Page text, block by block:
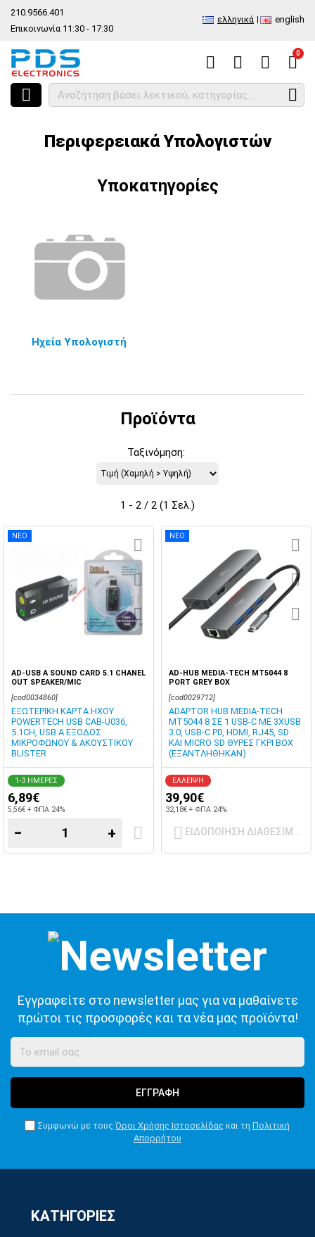
210.9566.401
Επικοινωνία 11:30 - 17:30
ελληνικά english
0
HOME Είδος Computer, Notebook, PC, PDA Περιφερειακά
Περιφερειακά Υπολογιστών
Υποκατηγορίες
Ηχεία Υπολογιστή
Προϊόντα
Ταξινόμηση:
1 - 2 / 2 (1 Σελ.)
ΝΕΟ
AD-USB A SOUND CARD 5.1 CHANEL
OUT SPEAKER/MIC
[cod0034860]
ΕΞΩΤΕΡΙΚΗ ΚΑΡΤΑ ΗΧΟΥ
POWERTECH USB CAB-U036,
5.1CH, USB A ΕΞΟΔΟΣ
ΜΙΚΡΟΦΩΝΟΥ & ΑΚΟΥΣΤΙΚΟΥ
BLISTER
1-3 ΗΜΕΡΕΣ
6,89€
5,56€ + ΦΠΑ 24%
− +
ΝΕΟ
AD-HUB MEDIA-TECH MT5044 8
PORT GREY BOX
[cod0029712]
ADAPTOR HUB MEDIA-TECH
MT5044 8 ΣΕ 1 USB-C ΜΕ 3XUSB
3.0, USB-C PD, HDMI, RJ45, SD
ΚΑΙ MICRO SD ΘΥΡΕΣ ΓΚΡΙ BOX
(ΕΞΑΝΤΛΗΘΗΚΑΝ)
ΕΛΛΕΙΨΗ
39,90€
32,18€ + ΦΠΑ 24%
ΕΙΔΟΠΟΙΗΣΗ
Εγγραφείτε στο newsletter μας για να μαθαίνετε
πρώτοι τις προσφορές και τα νέα μας προϊόντα!
ΕΓΓΡΑΦΗ
Συμφωνώ με τους Όροι Χρήσης Ιστοσελίδας και τη Πολιτική
Απορρήτου
ΚΑΤΗΓΟΡΙΕΣ